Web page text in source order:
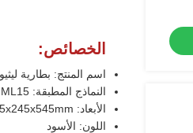
الخصائص:
اسم المنتج: بطارية
النماذج المطبقة: Linde ML15
الأبعاد: 645x245x545mm
اللون: الأسود